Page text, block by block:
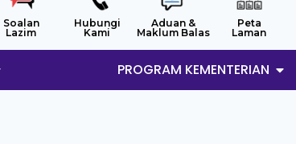
Soalan
Lazim
Hubungi
Kami
Aduan &
Maklum Balas
Peta
Laman
PROGRAM KEMENTERIAN